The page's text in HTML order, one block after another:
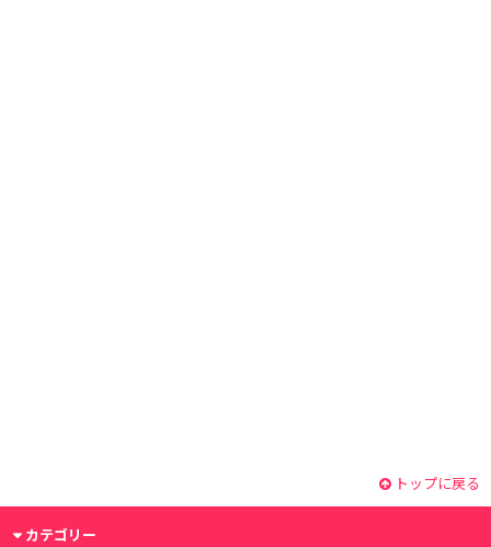
トップに戻る
カテゴリー